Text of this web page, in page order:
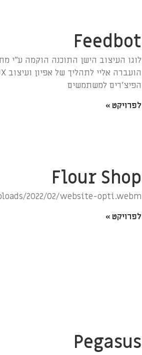
Feedbot
לוגו העיצוב הישן התוכנה הוקמה ע״י
הפיצ׳רים למשתמשים
לפרויקט »
Flour Shop
2022/02/website-opti.webm
לפרויקט »
Pegasus